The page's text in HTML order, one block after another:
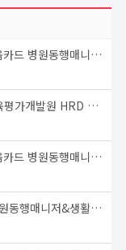
저&생활지원사 교육생 모집
저, 생활지원사 케어잡 취업지원 설명회
저&생활지원사 교육생 모집
&생활지원사 교육생 모집